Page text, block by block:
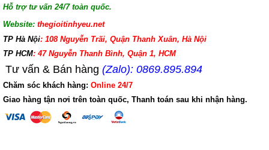
Hỗ trợ tư vấn 24/7 toàn quốc.
Website: thegioitinhyeu.net
TP Hà Nội: 108 Nguyễn Trãi, Quận Thanh Xuân, Hà Nội
TP HCM: 47 Nguyễn Thanh Bình, Quận 1, HCM
Tư vấn & Bán hàng (Zalo): 0869.895.894
Chăm sóc khách hàng: Online 24/7
Giao hàng tận nơi trên toàn quốc, Thanh toán sau khi nhận hàng.